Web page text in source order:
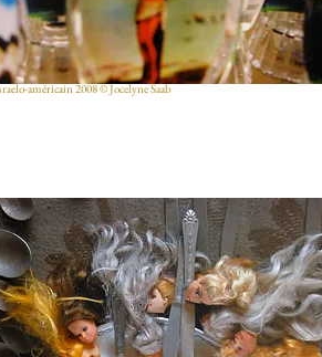
américain 2008 © Jocelyne Saab